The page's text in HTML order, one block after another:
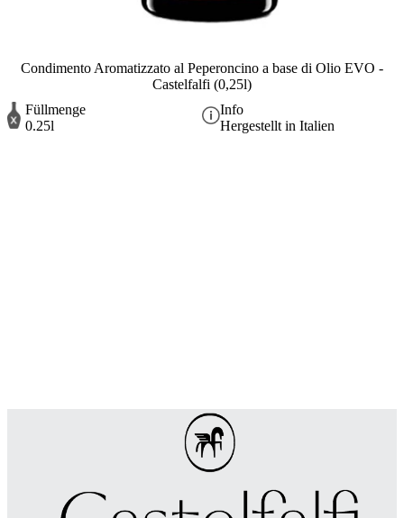
Condimento Aromatizzato al Peperoncino a base di Olio EVO -
Castelfalfi (0,25l)
Füllmenge
0.25l
Info
Hergestellt in Italien